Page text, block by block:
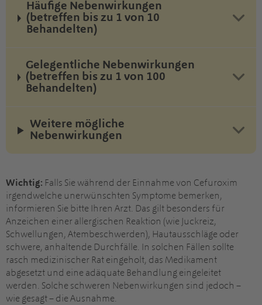
Häufige Nebenwirkungen
(betreffen bis zu 1 von 10
Behandelten)
Gelegentliche Nebenwirkungen
(betreffen bis zu 1 von 100
Behandelten)
Weitere mögliche
Nebenwirkungen
Wichtig: Falls Sie während der Einnahme von Cefuroxim
irgendwelche unerwünschten Symptome bemerken,
informieren Sie bitte Ihren Arzt. Das gilt besonders für
Anzeichen einer allergischen Reaktion (wie Juckreiz,
Schwellungen, Atembeschwerden), Hautausschläge oder
schwere, anhaltende Durchfälle. In solchen Fällen sollte
rasch medizinischer Rat eingeholt, das Medikament
abgesetzt und eine adäquate Behandlung eingeleitet
werden. Solche schweren Nebenwirkungen sind jedoch –
wie gesagt – die Ausnahme.